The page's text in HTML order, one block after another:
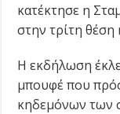
κατέκτησε η
στην τρίτη
Η εκδήλωση
μπουφέ που
κηδεμόνων των